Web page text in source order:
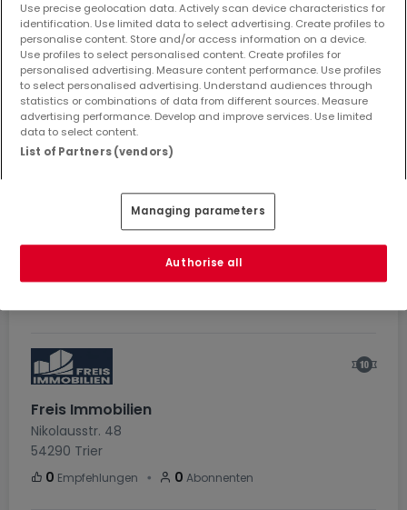
REMAX PRESTIGE
Johannesstraße 37
66763 Dillingen
0Empfehlungen ・ 0Abonnenten
22
Siehe Agenturprofil
Freis Immobilien
Nikolausstr. 48
54290 Trier
0 Empfehlungen ・ 0 Abonnenten
Use precise geolocation data. Actively scan device characteristics for
identification. Use limited data to select advertising. Create profiles to
personalise content. Store and/or access information on a device.
Use profiles to select personalised content. Create profiles for
personalised advertising. Measure content performance. Use profiles
to select personalised advertising. Understand audiences through
statistics or combinations of data from different sources. Measure
advertising performance. Develop and improve services. Use limited
data to select content.
List of Partners (vendors)
Managing parameters
Authorise all